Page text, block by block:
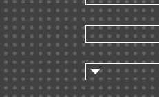
| ۱۰
| ۳۲